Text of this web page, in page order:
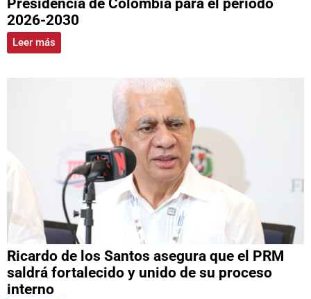
2026-2030
Leer más
Ricardo de los Santos asegura que el PRM
saldrá fortalecido y unido de su proceso
interno